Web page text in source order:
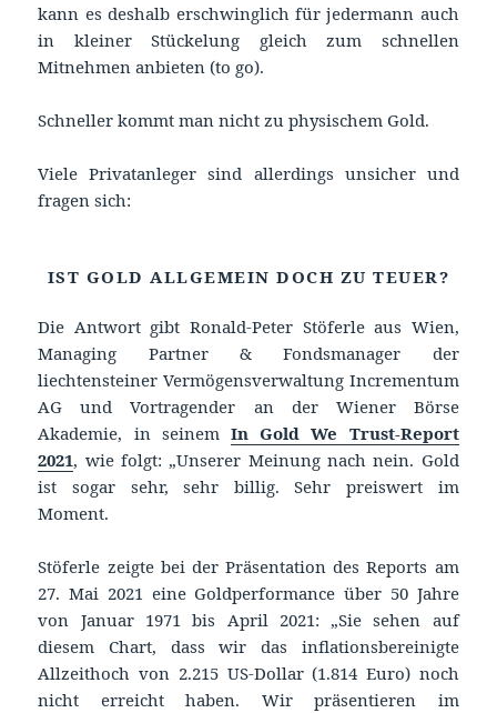
kann es deshalb erschwinglich für jedermann auch
in kleiner Stückelung gleich zum schnellen
Mitnehmen anbieten (to go).
Schneller kommt man nicht zu physischem Gold.
Viele Privatanleger sind allerdings unsicher und
fragen sich:
IST GOLD ALLGEMEIN DOCH ZU TEUER?
Die Antwort gibt Ronald-Peter Stöferle aus Wien,
Managing Partner & Fondsmanager der
liechtensteiner Vermögensverwaltung Incrementum
AG und Vortragender an der Wiener Börse
Akademie, in seinem In Gold We Trust-Report
2021, wie folgt: „Unserer Meinung nach nein. Gold
ist sogar sehr, sehr billig. Sehr preiswert im
Moment.
Stöferle zeigte bei der Präsentation des Reports am
27. Mai 2021 eine Goldperformance über 50 Jahre
von Januar 1971 bis April 2021: „Sie sehen auf
diesem Chart, dass wir das inflationsbereinigte
Allzeithoch von 2.215 US-Dollar (1.814 Euro) noch
nicht erreicht haben. Wir präsentieren im